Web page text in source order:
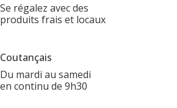
Se régalez avec des
produits frais et locaux
Coutançais
Du mardi au samedi
en continu de 9h30